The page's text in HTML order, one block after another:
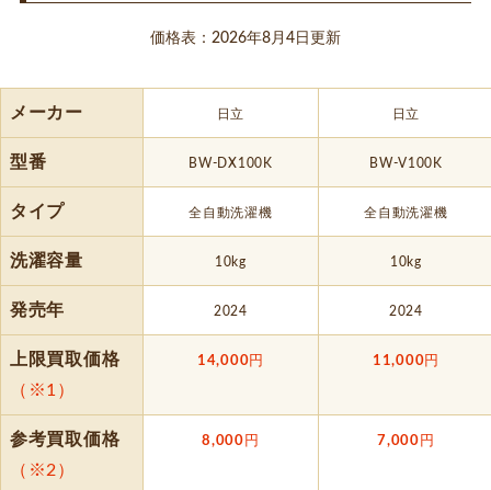
価格表：2026年8月4日更新
メーカー 日立 日立
型番 BW-DX100K BW-V100K
タイプ 全自動洗濯機 全自動洗濯機
洗濯容量 10kg 10kg
発売年 2024 2024
上限買取価格
（※1）
14,000円 11,000円
参考買取価格
（※2）
8,000 円 7,000 円